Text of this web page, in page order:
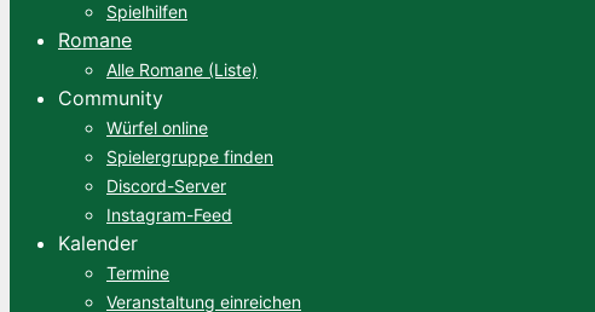
Spielhilfen
Romane
Alle Romane (Liste)
Community
Würfel online
Spielergruppe finden
Discord-Server
Instagram-Feed
Kalender
Termine
Veranstaltung einreichen